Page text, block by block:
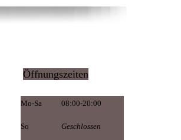
Öffnungszeiten
Mo-Sa 08:00-20:00
So Geschlossen